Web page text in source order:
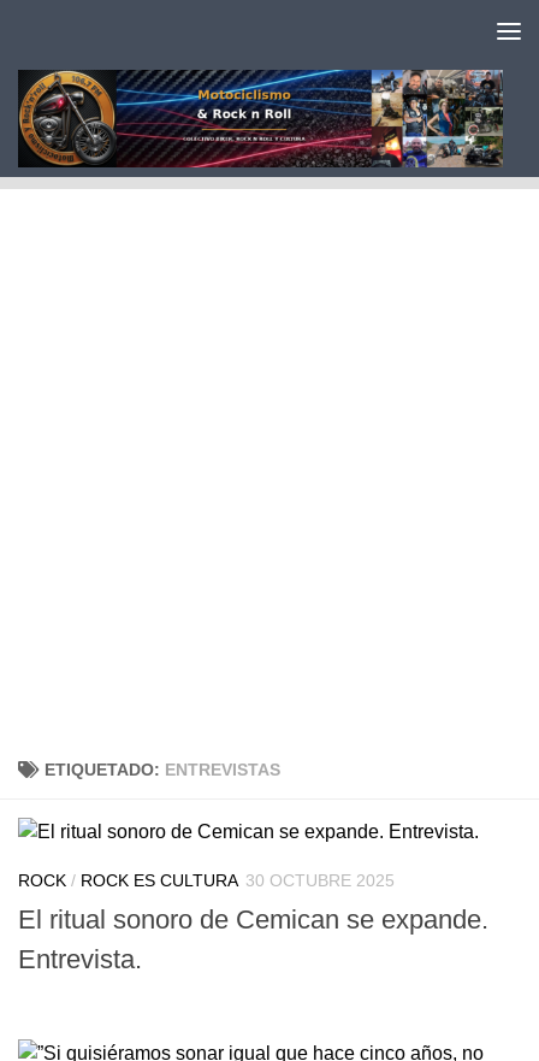
ETIQUETADO: ENTREVISTAS
ROCK / ROCK ES CULTURA 30 OCTUBRE 2025
El ritual sonoro de Cemican se expande.
Entrevista.